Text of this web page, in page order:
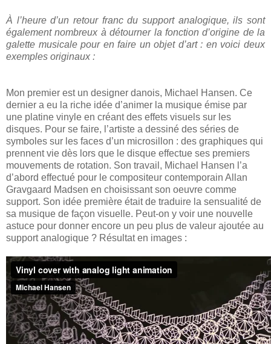
À l’heure d’un retour franc du support analogique, ils sont
également nombreux à détourner la fonction d’origine de la
galette musicale pour en faire un objet d’art : en voici deux
exemples originaux :
Mon premier est un designer danois, Michael Hansen. Ce
dernier a eu la riche idée d’animer la musique émise par
une platine vinyle en créant des effets visuels sur les
disques. Pour se faire, l’artiste a dessiné des séries de
symboles sur les faces d’un microsillon : des graphiques qui
prennent vie dès lors que le disque effectue ses premiers
mouvements de rotation. Son travail, Michael Hansen l’a
d’abord effectué pour le compositeur contemporain Allan
Gravgaard Madsen en choisissant son oeuvre comme
support. Son idée première était de traduire la sensualité de
sa musique de façon visuelle. Peut-on y voir une nouvelle
astuce pour donner encore un peu plus de valeur ajoutée au
support analogique ? Résultat en images :